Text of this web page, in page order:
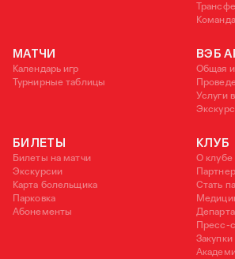
МАТЧИ
Календарь игр
Турнирные таблицы
ВЭБ
Общая
Услуги
БИЛЕТЫ
Билеты на матчи
Экскурсии
Карта болельщика
Парковка
Абонементы
КЛУБ
О клубе
Стать
Пресс-
Закупки